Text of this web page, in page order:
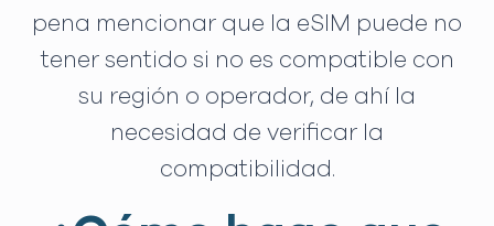
pena mencionar que la eSIM puede no
tener sentido si no es compatible con
su región o operador, de ahí la
necesidad de verificar la
compatibilidad.